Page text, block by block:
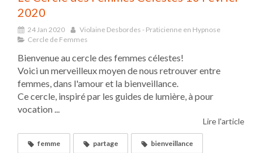
2020
24 Jan 2020
Violaine Desbordes - Praticienne en Hypnose
Cercle de Femmes
Bienvenue au cercle des femmes célestes!
Voici un merveilleux moyen de nous retrouver entre
femmes, dans l'amour et la bienveillance.
Ce cercle, inspiré par les guides de lumière, à pour
vocation ...
Lire l'article
femme partage bienveillance